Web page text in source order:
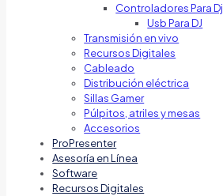
Controladores Para Dj
Usb Para DJ
Transmisión en vivo
Recursos Digitales
Cableado
Distribución eléctrica
Sillas Gamer
Púlpitos, atriles y mesas
Accesorios
ProPresenter
Asesoría en Línea
Software
Recursos Digitales